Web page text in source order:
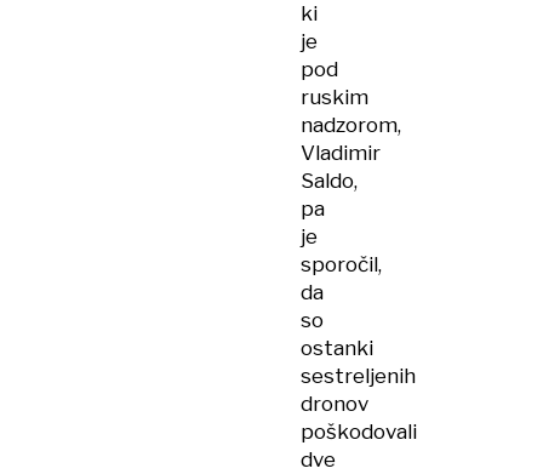
ki
je
pod
ruskim
nadzorom,
Vladimir
Saldo,
pa
je
sporočil,
da
so
ostanki
sestreljenih
dronov
poškodovali
dve